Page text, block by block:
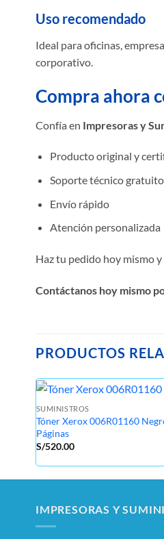
Uso recomendado
Ideal para oficinas,
corporativo.
Compra ahora
Confía en Impresoras y
Producto original y
Soporte técnico gratuito
Envío rápido
Atención personalizada
Haz tu pedido hoy mismo
Contáctanos hoy mismo
PRODUCTOS
SUMINISTROS
Tóner Xerox 006R01160
Páginas
S/520.00
IMPRESORAS Y